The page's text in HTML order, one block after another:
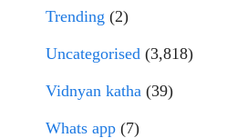
Trending (2)
Uncategorised (3,818)
Vidnyan katha (39)
Whats app (7)